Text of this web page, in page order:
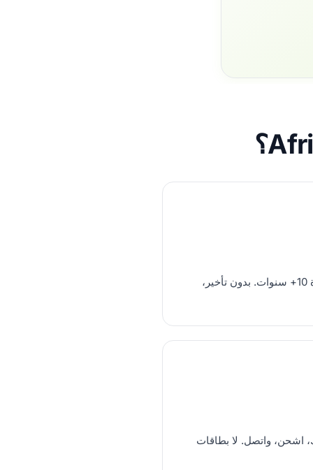
VoIP بمستوى المشغلين، خبرة 10+ سنوات. بدون تأخير،
اشحن، واتصل. لا بطاقات